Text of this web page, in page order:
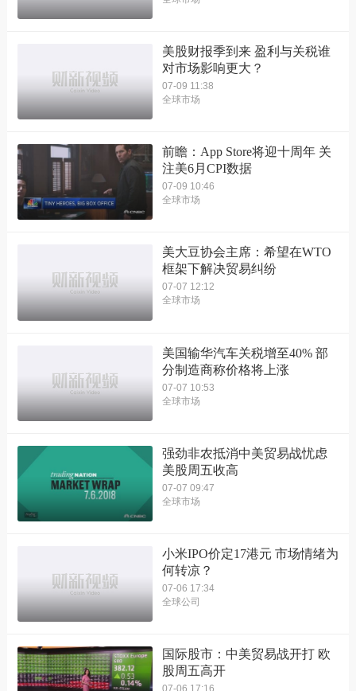
美股财报季到来 盈利与关税谁
对市场影响更大？
07-09 11:38
全球市场
前瞻：App Store将迎十周年 关
注美6月CPI数据
07-09 10:46
全球市场
美大豆协会主席：希望在WTO
框架下解决贸易纠纷
07-07 12:12
全球市场
美国输华汽车关税增至40% 部
分制造商称价格将上涨
07-07 10:53
全球市场
强劲非农抵消中美贸易战忧虑
美股周五收高
07-07 09:47
全球市场
小米IPO价定17港元 市场情绪为
何转凉？
07-06 17:34
全球公司
国际股市：中美贸易战开打 欧
股周五高开